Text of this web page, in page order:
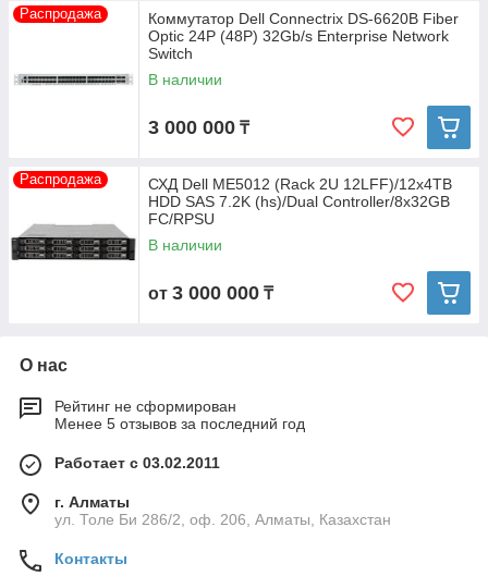
Распродажа
Коммутатор Dell Connectrix DS-6620B Fiber
Optic 24P (48P) 32Gb/s Enterprise Network
Switch
В наличии
3 000 000 ₸
Распродажа
СХД Dell ME5012 (Rack 2U 12LFF)/12x4TB
HDD SAS 7.2K (hs)/Dual Controller/8x32GB
FC/RPSU
В наличии
от 3 000 000 ₸
О нас
Рейтинг не сформирован
Менее 5 отзывов за последний год
Работает с 03.02.2011
г. Алматы
ул. Толе Би 286/2, оф. 206, Алматы, Казахстан
Контакты